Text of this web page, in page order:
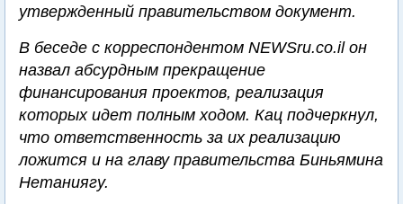
утвержденный правительством документ.
В беседе с корреспондентом NEWSru.co.il он
назвал абсурдным прекращение
финансирования проектов, реализация
которых идет полным ходом. Кац подчеркнул,
что ответственность за их реализацию
ложится и на главу правительства Биньямина
Нетаниягу.